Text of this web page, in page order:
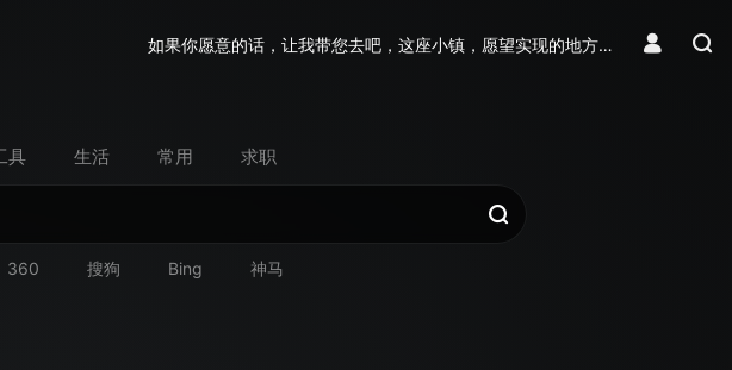
如果你愿意的话，让我带您去吧，这座小镇，愿望实现的地方…
具 生活 常用 求职
360 搜狗 Bing 神马